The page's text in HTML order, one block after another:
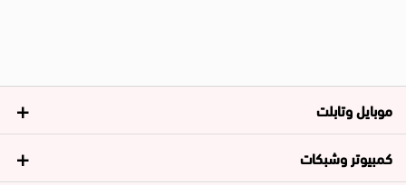
موبايل وتابلت
كمبيوتر وشبكات